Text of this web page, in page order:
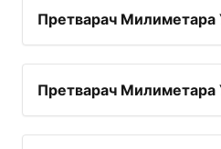
Претварач Милиметара
Претварач